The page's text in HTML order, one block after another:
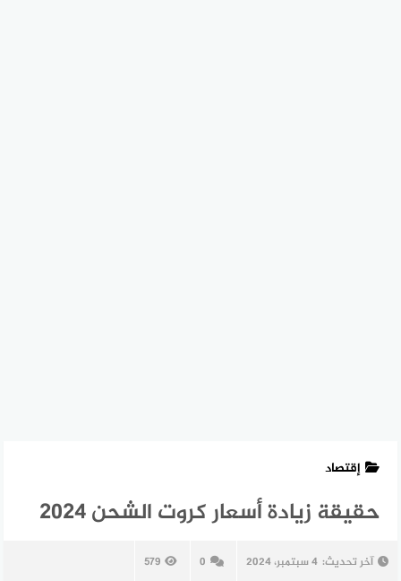
إقتصاد
حقيقة زيادة أسعار كروت الشحن 2024
آخر تحديث: 4 سبتمبر، 2024 0
579